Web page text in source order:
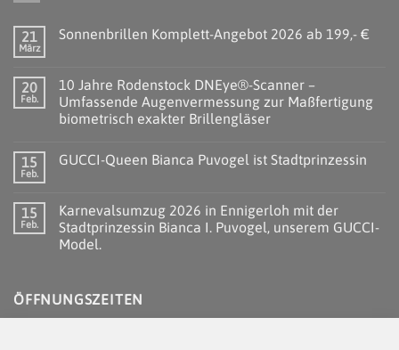
21
März
Sonnenbrillen Komplett-Angebot 2026 ab 199,- €
20
Feb.
10 Jahre Rodenstock DNEye®-Scanner –
Umfassende Augenvermessung zur Maßfertigung
biometrisch exakter Brillengläser
15
Feb.
GUCCI-Queen Bianca Puvogel ist Stadtprinzessin
15
Feb.
Karnevalsumzug 2026 in Ennigerloh mit der
Stadtprinzessin Bianca I. Puvogel, unserem GUCCI-
Model.
ÖFFNUNGSZEITEN